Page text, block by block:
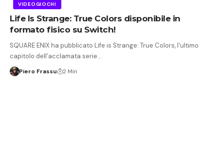
VIDEOGIOCHI
Life Is Strange: True Colors disponibile in
formato fisico su Switch!
SQUARE ENIX ha pubblicato Life is Strange: True Colors, l'ultimo
capitolo dell'acclamata serie…
Piero Frassu 2 Min